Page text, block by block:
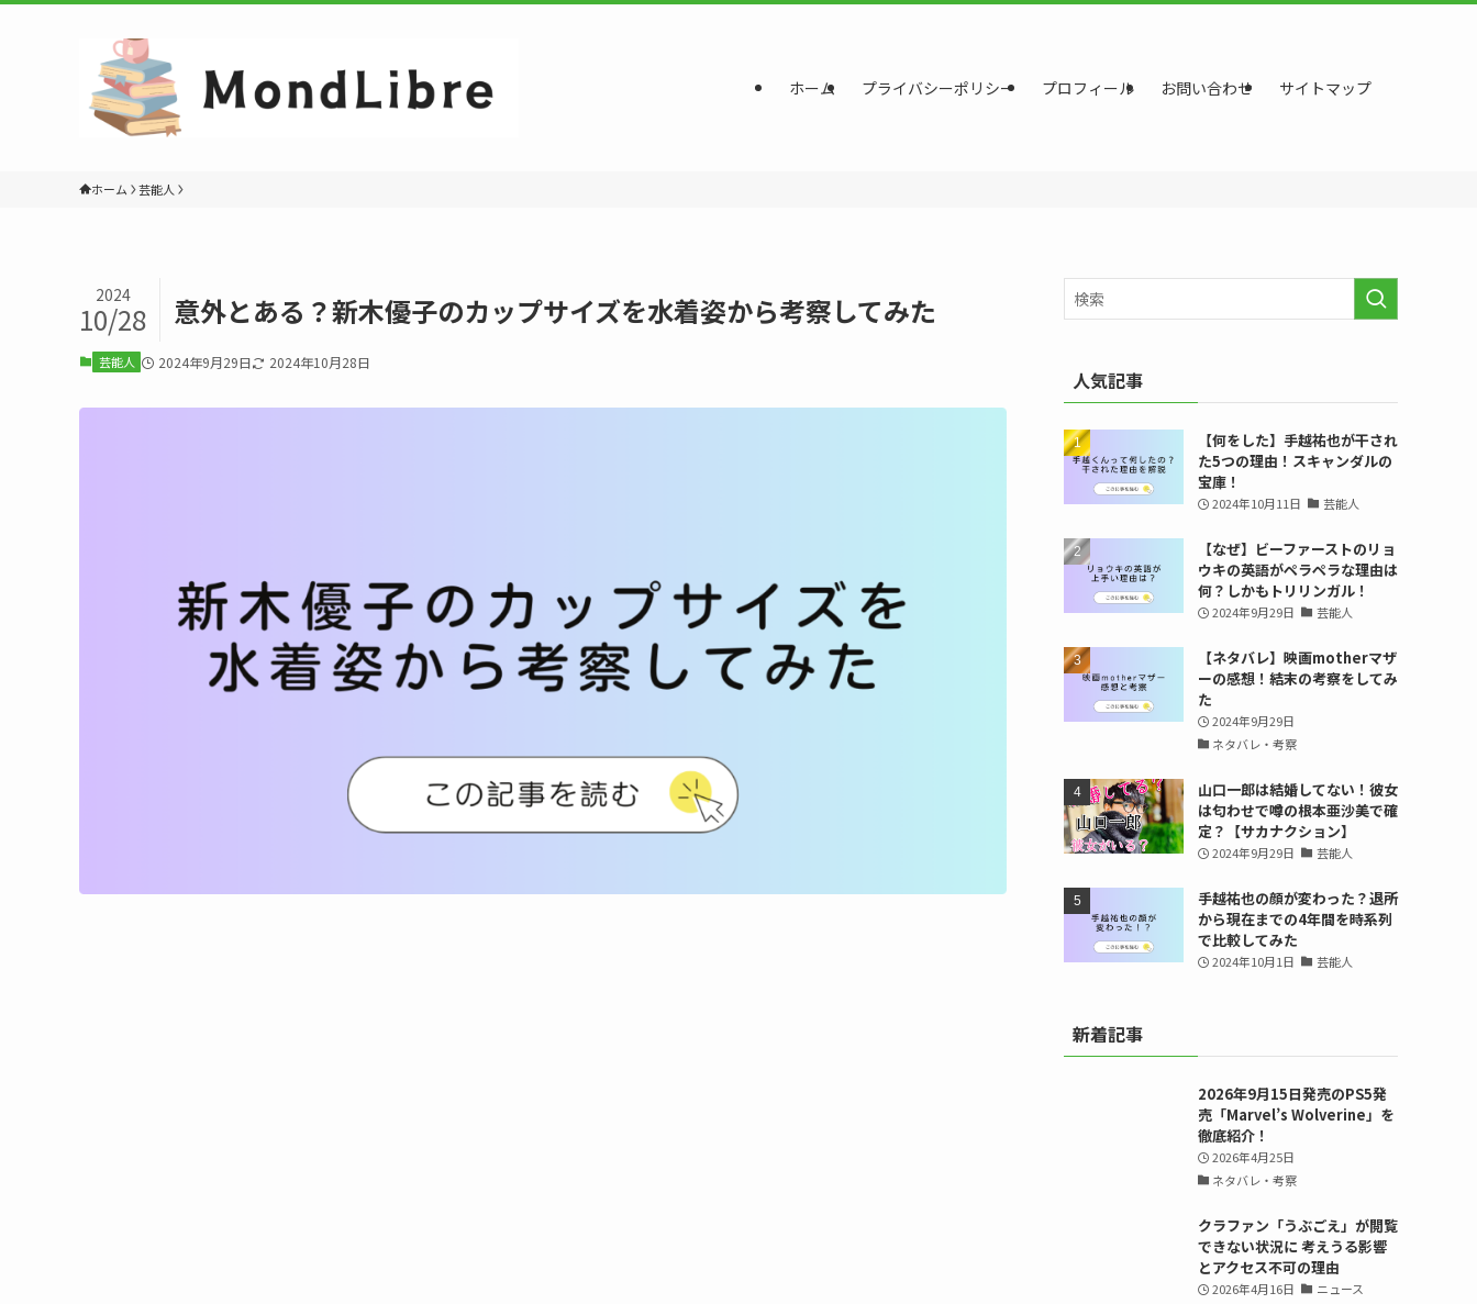
ホーム プライバシーポリシー プロフィール お問い合わせ サイトマップ
ホーム 芸能人
意外とある？新木優子のカップサイズを水着姿から考察してみた
2024
10/28
芸能人 2024年9月29日 2024年10月28日
人気記事
【何をした】手越祐也が干され
た5つの理由！スキャンダルの
宝庫！
2024年10月11日 芸能人
【なぜ】ビーファーストのリョ
ウキの英語がペラペラな理由は
何？しかもトリリンガル！
2024年9月29日 芸能人
【ネタバレ】映画motherマザ
ーの感想！結末の考察をしてみ
た
2024年9月29日
ネタバレ・考察
山口一郎は結婚してない！彼女
は匂わせで噂の根本亜沙美で確
定？【サカナクション】
2024年9月29日 芸能人
手越祐也の顔が変わった？退所
から現在までの4年間を時系列
で比較してみた
2024年10月1日 芸能人
新着記事
2026年9月15日発売のPS5発
売「Marvel’s Wolverine」を
徹底紹介！
2026年4月25日
ネタバレ・考察
クラファン「うぶごえ」が閲覧
できない状況に 考えうる影響
とアクセス不可の理由
2026年4月16日 ニュース